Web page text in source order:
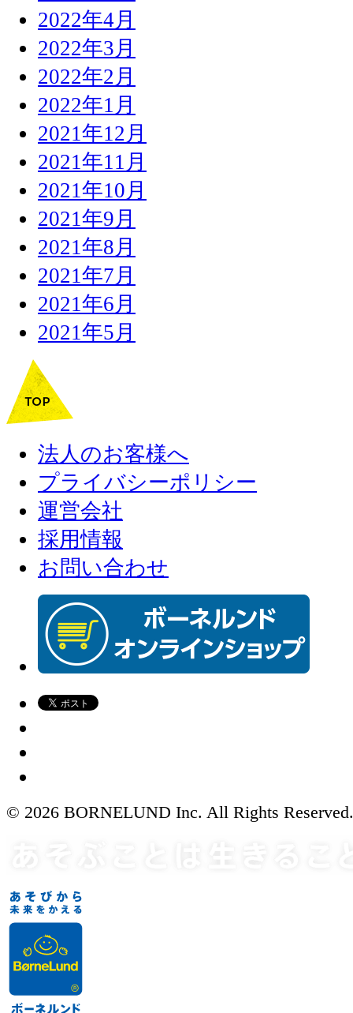
2022年4月
2022年3月
2022年2月
2022年1月
2021年12月
2021年11月
2021年10月
2021年9月
2021年8月
2021年7月
2021年6月
2021年5月
法人のお客様へ
プライバシーポリシー
運営会社
採用情報
お問い合わせ
© 2026 BORNELUND Inc. All Rights Reserved.